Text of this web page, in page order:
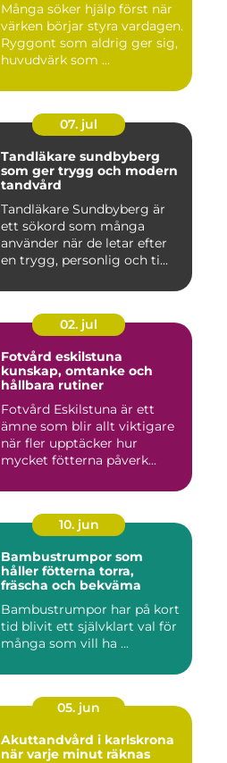
Många söker hjälp först när
värken börjar styra vardagen.
Ryggont som aldrig ger sig,
huvudvärk som ...
07. jul
Tandläkare sundbyberg
som ger trygg och modern
tandvård
Tandläkare Sundbyberg är
ett sökord som många
använder när de letar efter
en trygg, personlig och ti...
02. jul
Fotvård eskilstuna
kunskap, omtanke och
hållbara rutiner
Fotvård Eskilstuna är ett
ämne som blir allt viktigare
när fler upptäcker hur
mycket fötterna påverk...
10. jun
Bambustrumpor som
håller fötterna torra,
fräscha och bekväma
Bambustrumpor har på kort
tid blivit ett självklart val för
många som vill ha ...
05. jun
Akuttandvård i karlskrona
när varje minut räknas